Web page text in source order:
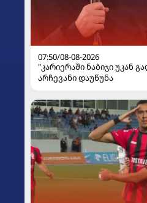
07:50/08-08-2026
"კარიერაში ნაბიჯი უკან
არჩევანი დაუწუნა